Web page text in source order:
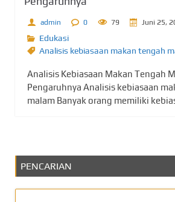
admin 0 79 Juni 25,
Edukasi
Analisis kebiasaan makan tengah
Analisis Kebiasaan Makan Tengah
Pengaruhnya Analisis kebiasaan
malam Banyak orang memiliki
PENCARIAN